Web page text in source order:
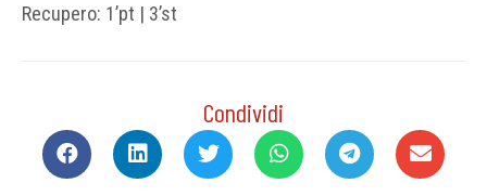
Recupero: 1’pt | 3’st
Condividi